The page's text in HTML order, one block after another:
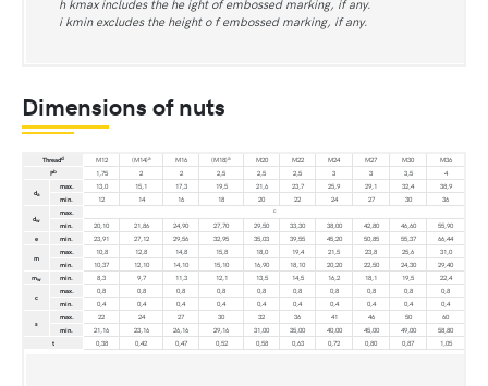
h kmax includes the he ight of embossed marking, if any.
i kmin excludes the height o f embossed marking, if any.
Dimensions of nuts
Threadd M12 (M14)a M16 (M18)a M20 M22 M24 M27 M30
M36
Pb 1,75 2 2 2,5 2,5 2,5 3 3 3,5
4
da
max. 13,0 15,1 17,3 19,5 21,6 23,7 25,9 29,1 32,4
38,9
min.
12 14 16 18 20 22 24 27 30
36
dw
max. c
min. 20,10 21,86 24,90 27,70 29,50 33,30 38,00 42,80 46,60
55,90
e
min. 23,91 27,12 29,56 32,95 35,03 39,55 45,20 50,85 55,37
66,44
m
max. 10,8 12,8 14,8 15,8 18,0 19,4 21,5 23,8 25,6
31,0
min.
10,37 12,10 14,10 15,10 16,90 18,10 20,20 22,50 24,30
29,40
mw min. 8,3 9,7 11,3 12,1 13,5 14,5 16,2 18,1 19,5
22,4
c
max. 0,8 0,8 0,8 0,8 0,8 0,8 0,8 0,8 0,8
0,8
min.
0,4 0,4 0,4 0,4 0,4 0,4 0,4 0,4 0,4
0,4
s
max. 22 24 27 30 32 36 41 46 50
60
min.
21,16 23,16 26,16 29,16 31,00 35,00 40,00 45,00 49,00
58,80
t
0,38 0,42 0,47 0,52 0,58 0,63 0,72 0,80 0,87 1,05